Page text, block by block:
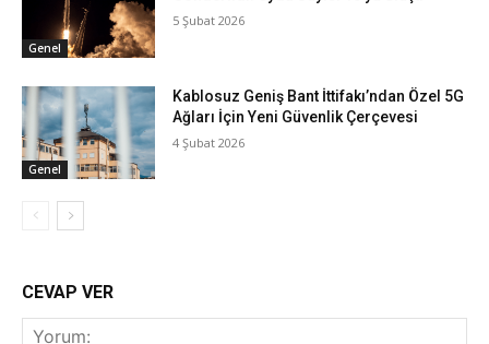
Genel
5 Şubat 2026
Genel
Kablosuz Geniş Bant İttifakı’ndan Özel 5G
Ağları İçin Yeni Güvenlik Çerçevesi
4 Şubat 2026
CEVAP VER